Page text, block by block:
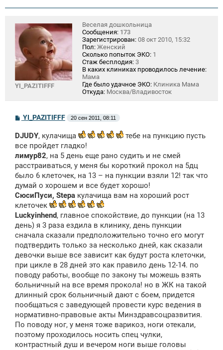
YI_PAZITIFFF
Веселая дошкольница
Сообщения: 173
Зарегистрирован: 08 окт 2010, 15:32
Пол: Женский
Сколько попыток ЭКО: 1
Стаж бесплодия: 3
В каких клиниках проводилось лечение:
Мама
Где было удачное ЭКО: Клиника Мама
Откуда: Москва/Владивосток
С
б
щ
н
и
YI_PAZITIFFF 20 сен 2011, 08:11
DJUDY, кулачища
тебе на пункцию пусть
все пройдет гладко!
лимур82, на 5 день еще рано судить и не смей
расстраиваться, у меня бы короткий прокол на 5дц
было 6 клеточек, на 13 – на пункции взяли 12! так что
думай о хорошем и все будет хорошо!
СюсиПуси, Stepa кулачища вам на хороший рост
клеточек
Luckyinhend, главное спокойствие, до пункции (на 13
день) я 3 раза ездила в клинику, день пункции
сначала сказали предположительно точно его могут
подтвердить только за несколько дней, как сказали
девочки выше все зависит как будут роста клеточки,
при цикле в 28 дней это как правило день 12-14. по
поводу работы, вообще по закону ты можешь взять
больничный на все время прокола! но в ЖК на такой
длинный срок больничный дают с боем, придется
пообщаться с заведующей провести курс ведения в
нормативно-правовые акты Минздравсоцразвития.
По поводу ног, у меня тоже варикоз, ноги отекали,
поэтому проходилось носить спец чулки,
контрастный душ и вечером ноги выше головы